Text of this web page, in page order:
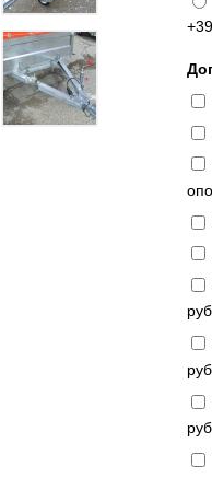
руб
руб
руб